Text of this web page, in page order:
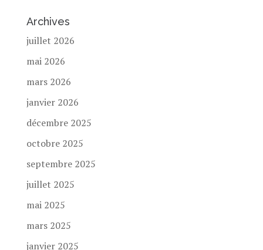
Archives
juillet 2026
mai 2026
mars 2026
janvier 2026
décembre 2025
octobre 2025
septembre 2025
juillet 2025
mai 2025
mars 2025
janvier 2025